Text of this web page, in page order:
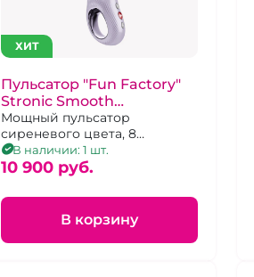
ХИТ
Пульсатор "Fun Factory"
Stronic Smooth
сиреневый
Мощный пульсатор
сиреневого цвета, 8
режимов работы, можно
использовать без рук
В наличии: 1 шт.
10 900 pуб.
В корзину